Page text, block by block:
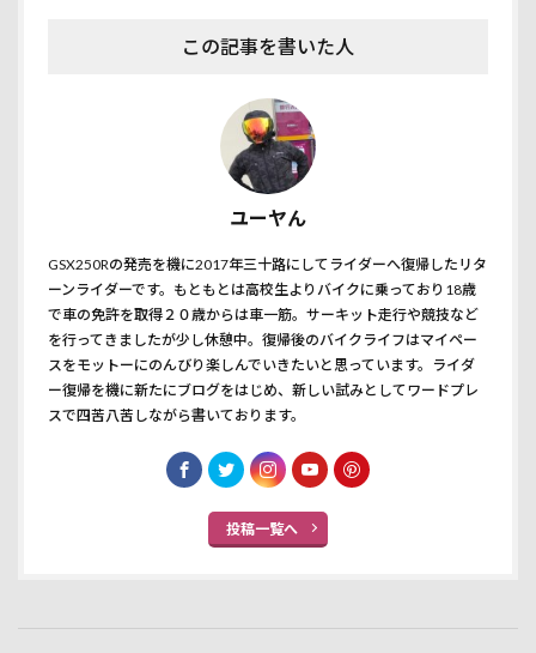
この記事を書いた人
ユーヤん
GSX250Rの発売を機に2017年三十路にしてライダーへ復帰したリタ
ーンライダーです。もともとは高校生よりバイクに乗っており18歳
で車の免許を取得２０歳からは車一筋。サーキット走行や競技など
を行ってきましたが少し休憩中。復帰後のバイクライフはマイペー
スをモットーにのんびり楽しんでいきたいと思っています。ライダ
ー復帰を機に新たにブログをはじめ、新しい試みとしてワードプレ
スで四苦八苦しながら書いております。
投稿一覧へ